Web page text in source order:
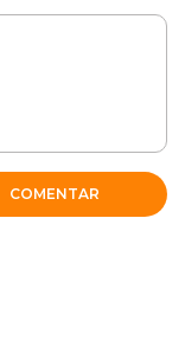
COMENTAR